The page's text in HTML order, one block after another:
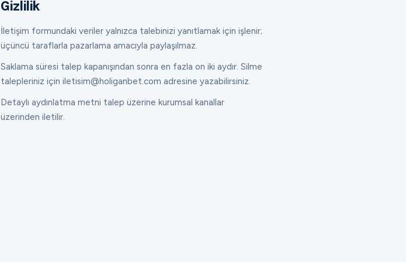
Gizlilik
İletişim formundaki veriler yalnızca talebinizi yanıtlamak için işlenir;
üçüncü taraflarla pazarlama amacıyla paylaşılmaz.
Saklama süresi talep kapanışından sonra en fazla on iki aydır. Silme
talepleriniz için iletisim@holiganbet.com adresine yazabilirsiniz.
Detaylı aydınlatma metni talep üzerine kurumsal kanallar
üzerinden iletilir.